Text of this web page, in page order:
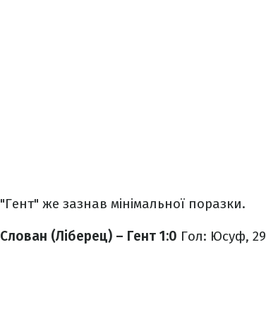
"Гент" же зазнав мінімальної поразки.
Слован (Ліберец) – Гент 1:0 Гол: Юсуф, 29